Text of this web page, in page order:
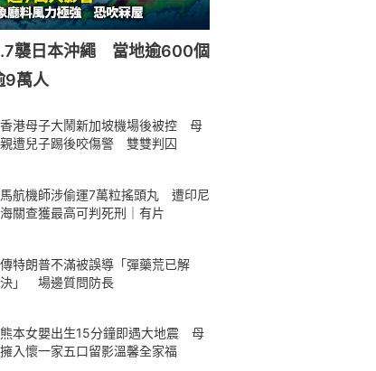
襲日本沖繩 當地逾600個
9萬人
香港母子大鬧新加坡機場後被控 母
親遭兒子踢後咬傷警 雙雙判囚
馬航機師涉偷運7萬粒搖頭丸 遭印尼
海關查獲最高可判死刑｜有片
傳特朗普不滿被誤導「彈藥荒已解
決」 場邊質問防長
熊本女嬰出生15分鐘即遇大地震 母
擁入懷一家五口留影溫馨全家福